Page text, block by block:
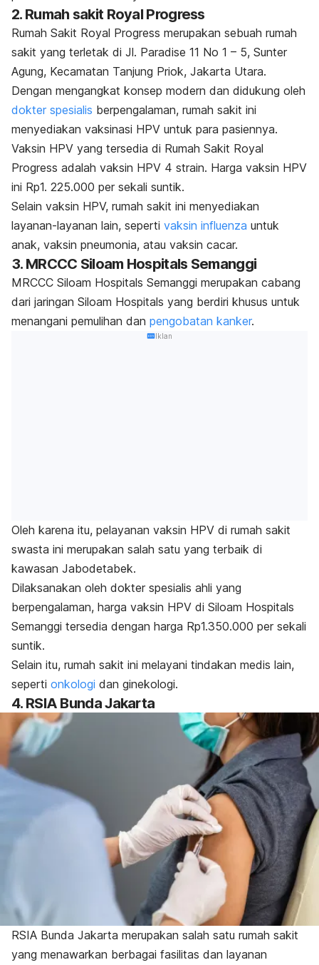
2. Rumah sakit Royal Progress
Rumah Sakit Royal Progress merupakan sebuah rumah
sakit yang terletak di Jl. Paradise 11 No 1 – 5, Sunter
Agung, Kecamatan Tanjung Priok, Jakarta Utara.
Dengan mengangkat konsep modern dan didukung oleh
dokter spesialis berpengalaman, rumah sakit ini
menyediakan vaksinasi HPV untuk para pasiennya.
Vaksin HPV yang tersedia di Rumah Sakit Royal
Progress adalah vaksin HPV 4 strain. Harga vaksin HPV
ini Rp1. 225.000 per sekali suntik.
Selain vaksin HPV, rumah sakit ini menyediakan
layanan-layanan lain, seperti vaksin influenza untuk
anak, vaksin pneumonia, atau vaksin cacar.
3. MRCCC Siloam Hospitals Semanggi
MRCCC Siloam Hospitals Semanggi merupakan cabang
dari jaringan Siloam Hospitals yang berdiri khusus untuk
menangani pemulihan dan pengobatan kanker.
Iklan
Oleh karena itu, pelayanan vaksin HPV di rumah sakit
swasta ini merupakan salah satu yang terbaik di
kawasan Jabodetabek.
Dilaksanakan oleh dokter spesialis ahli yang
berpengalaman, harga vaksin HPV di Siloam Hospitals
Semanggi tersedia dengan harga Rp1.350.000 per sekali
suntik.
Selain itu, rumah sakit ini melayani tindakan medis lain,
seperti onkologi dan ginekologi.
4. RSIA Bunda Jakarta
RSIA Bunda Jakarta merupakan salah satu rumah sakit
yang menawarkan berbagai fasilitas dan layanan